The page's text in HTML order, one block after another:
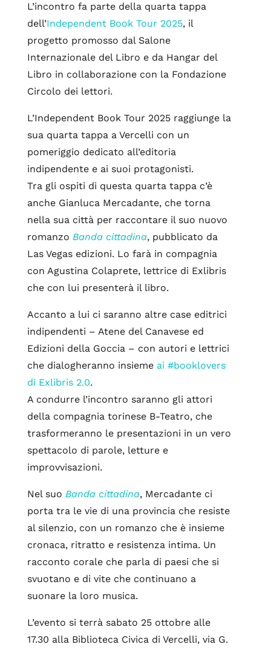
L’incontro fa parte della quarta tappa
dell’Independent Book Tour 2025, il
progetto promosso dal Salone
Internazionale del Libro e da Hangar del
Libro in collaborazione con la Fondazione
Circolo dei lettori.
L’Independent Book Tour 2025 raggiunge la
sua quarta tappa a Vercelli con un
pomeriggio dedicato all’editoria
indipendente e ai suoi protagonisti.
Tra gli ospiti di questa quarta tappa c’è
anche Gianluca Mercadante, che torna
nella sua città per raccontare il suo nuovo
romanzo Banda cittadina, pubblicato da
Las Vegas edizioni. Lo farà in compagnia
con Agustina Colaprete, lettrice di Exlibris
che con lui presenterà il libro.
Accanto a lui ci saranno altre case editrici
indipendenti – Atene del Canavese ed
Edizioni della Goccia – con autori e lettrici
che dialogheranno insieme ai #booklovers
di Exlibris 2.0.
A condurre l’incontro saranno gli attori
della compagnia torinese B-Teatro, che
trasformeranno le presentazioni in un vero
spettacolo di parole, letture e
improvvisazioni.
Nel suo Banda cittadina, Mercadante ci
porta tra le vie di una provincia che resiste
al silenzio, con un romanzo che è insieme
cronaca, ritratto e resistenza intima. Un
racconto corale che parla di paesi che si
svuotano e di vite che continuano a
suonare la loro musica.
L’evento si terrà sabato 25 ottobre alle
17.30 alla Biblioteca Civica di Vercelli, via G.